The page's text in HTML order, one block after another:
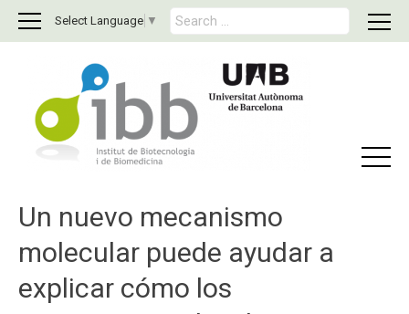
Select Language ▼
S
e
h
o
Un nuevo mecanismo
molecular puede ayudar a
explicar cómo los